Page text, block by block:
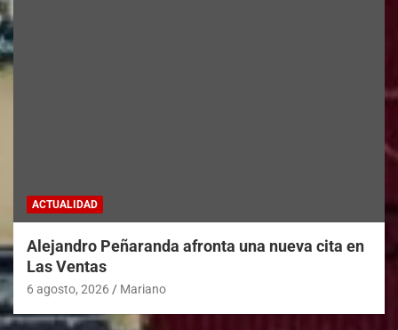
ACTUALIDAD
Alejandro Peñaranda afronta una nueva cita en
Las Ventas
6 agosto, 2026 Mariano